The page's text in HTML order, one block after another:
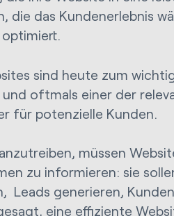
die das Kundenerlebnis
sind heute zum
oftmals einer der
für potenzielle Kunden.
müssen
zu informieren: sie
Leads generieren,
eine effiziente